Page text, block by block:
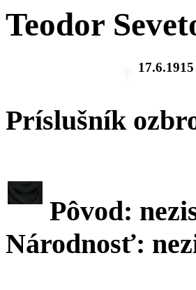
Teodor
17.6.1915
Príslušník
Pôvod:
Národnosť: